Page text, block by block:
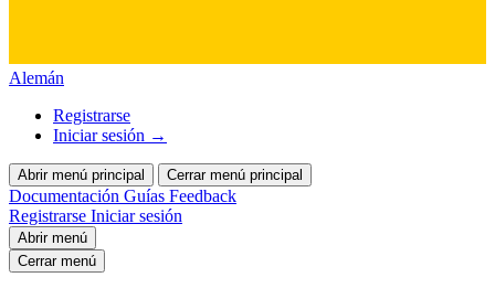
Alemán
Registrarse
Iniciar sesión →
Abrir menú principal Cerrar menú principal
Documentación Guías Feedback
Registrarse Iniciar sesión
Abrir menú
Cerrar menú